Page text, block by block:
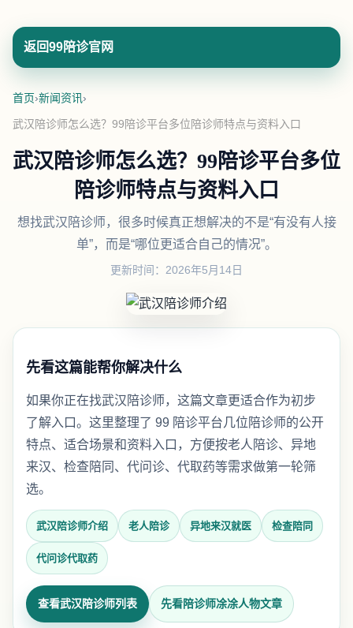
返回99陪诊官网
首页›新闻资讯›
武汉陪诊师怎么选？99陪诊平台多位陪诊师特点与资料入口
武汉陪诊师怎么选？99陪诊平台多位
陪诊师特点与资料入口
想找武汉陪诊师，很多时候真正想解决的不是“有没有人接
单”，而是“哪位更适合自己的情况”。
更新时间：2026年5月14日
先看这篇能帮你解决什么
如果你正在找武汉陪诊师，这篇文章更适合作为初步
了解入口。这里整理了 99 陪诊平台几位陪诊师的公开
特点、适合场景和资料入口，方便按老人陪诊、异地
来汉、检查陪同、代问诊、代取药等需求做第一轮筛
选。
武汉陪诊师介绍 老人陪诊 异地来汉就医 检查陪同
代问诊代取药
查看武汉陪诊师列表 先看陪诊师凃凃人物文章